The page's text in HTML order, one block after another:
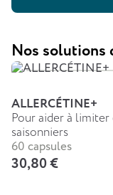
Nos solutions
ALLERCÉTINE+
Pour aider à limiter
saisonniers
60 capsules
30,80 €